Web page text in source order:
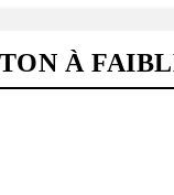
À